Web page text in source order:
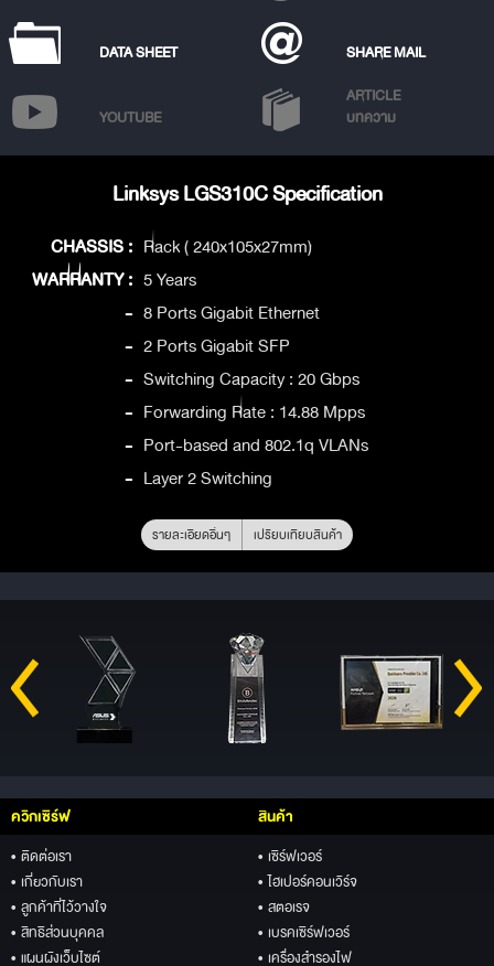
DATA SHEET SHARE MAIL
YOUTUBE
ARTICLE
บทความ
Linksys LGS310C Specification
CHASSIS : Rack ( 240x105x27mm)
WARRANTY : 5 Years
- 8 Ports Gigabit Ethernet
- 2 Ports Gigabit SFP
- Switching Capacity : 20 Gbps
- Forwarding Rate : 14.88 Mpps
- Port-based and 802.1q VLANs
- Layer 2 Switching
รายละเอียดอื่นๆ เปรียบเทียบสินค้า
ควิกเซิร์ฟ
• ติดต่อเรา
• เกี่ยวกับเรา
• ลูกค้าที่ไว้วางใจ
• สิทธิส่วนบุคคล
• แผนผังเว็บไซต์
สินค้า
• เซิร์ฟเวอร์
• ไฮเปอร์คอนเวิร์จ
• สตอเรจ
• เบรคเซิร์ฟเวอร์
• เครื่องสำรองไฟ